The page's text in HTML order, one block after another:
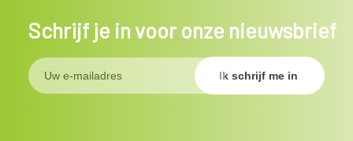
Schrijf je in voor onze nieuwsbrief